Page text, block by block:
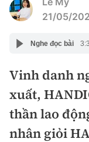
Thời sự
Chính trị
Xã hội
Xây dựng
Chỉ đạo điều
Giao thông
21/05/
Nghe đọc bài
Vinh danh
xuất,
thần lao
nhân giỏi